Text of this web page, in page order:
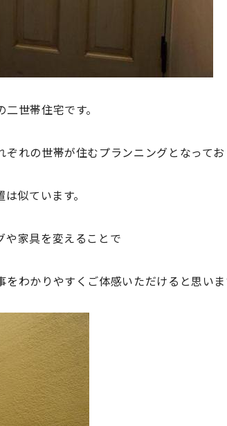
世帯住宅です。
ぞれの世帯が住むプランニングとなってお
似ています。
や家具を変えることで
わかりやすくご体感いただけると思いま